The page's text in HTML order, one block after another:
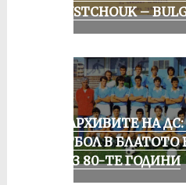
ROUSTCHOUK –
ИЗ АРХИВИТЕ НА
ФУТБОЛ В БЛАТОТО
ПРЕЗ 80-ТЕ ГОДИНИ